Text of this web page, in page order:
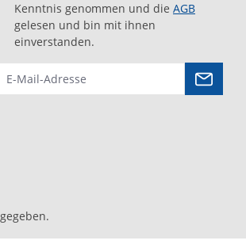
Kenntnis genommen und die AGB
gelesen und bin mit ihnen
einverstanden.